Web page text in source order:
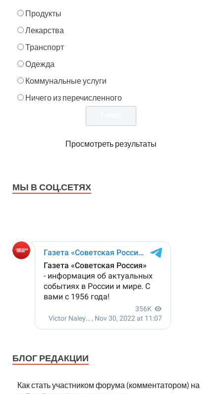
Продукты
Лекарства
Транспорт
Одежда
Коммунальные услуги
Ничего из перечисленного
Просмотреть результаты
МЫ В СОЦ.СЕТЯХ
БЛОГ РЕДАКЦИИ
Как стать участником форума (комментатором) на